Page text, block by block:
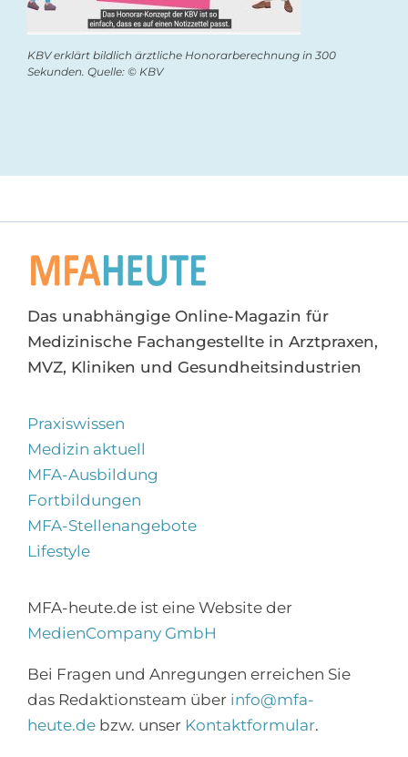
KBV erklärt bildlich ärztliche Honorarberechnung in 300
Sekunden. Quelle: © KBV
Das unabhängige Online-Magazin für
Medizinische Fachangestellte in Arztpraxen,
MVZ, Kliniken und Gesundheitsindustrien
Praxiswissen
Medizin aktuell
MFA-Ausbildung
Fortbildungen
MFA-Stellenangebote
Lifestyle
MFA-heute.de ist eine Website der
MedienCompany GmbH
Bei Fragen und Anregungen erreichen Sie
das Redaktionsteam über info@mfa-
heute.debzw. unser Kontaktformular.